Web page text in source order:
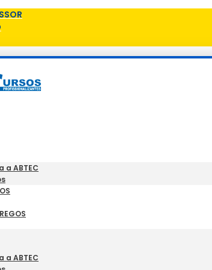
a ABTEC
a ABTEC